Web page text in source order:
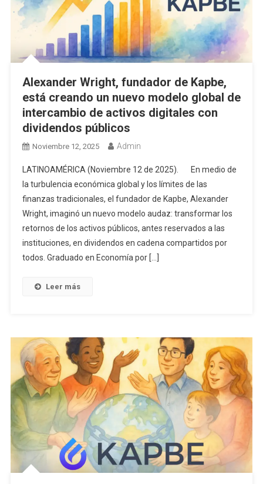
Alexander Wright, fundador de Kapbe,
está creando un nuevo modelo global de
intercambio de activos digitales con
dividendos públicos
Noviembre 12, 2025 Admin
LATINOAMÉRICA (Noviembre 12 de 2025). En medio de
la turbulencia económica global y los límites de las
finanzas tradicionales, el fundador de Kapbe, Alexander
Wright, imaginó un nuevo modelo audaz: transformar los
retornos de los activos públicos, antes reservados a las
instituciones, en dividendos en cadena compartidos por
todos. Graduado en Economía por […]
Leer más